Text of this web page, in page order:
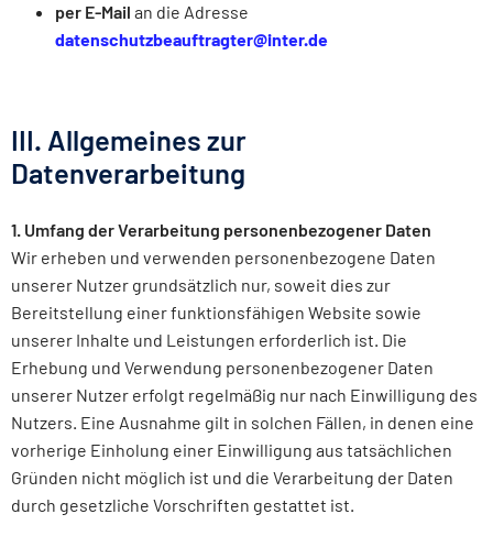
per E-Mail an die Adresse
datenschutzbeauftragter@inter.de
III. Allgemeines zur
Datenverarbeitung
1. Umfang der Verarbeitung personenbezogener Daten
Wir erheben und verwenden personenbezogene Daten
unserer Nutzer grundsätzlich nur, soweit dies zur
Bereitstellung einer funktionsfähigen Website sowie
unserer Inhalte und Leistungen erforderlich ist. Die
Erhebung und Verwendung personenbezogener Daten
unserer Nutzer erfolgt regelmäßig nur nach Einwilligung des
Nutzers. Eine Ausnahme gilt in solchen Fällen, in denen eine
vorherige Einholung einer Einwilligung aus tatsächlichen
Gründen nicht möglich ist und die Verarbeitung der Daten
durch gesetzliche Vorschriften gestattet ist.